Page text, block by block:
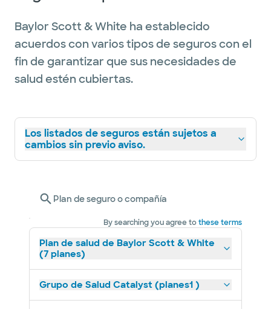
Baylor Scott & White ha establecido
acuerdos con varios tipos de seguros con el
fin de garantizar que sus necesidades de
salud estén cubiertas.
Los listados de seguros están sujetos a
cambios sin previo aviso.
Plan de seguro o compañía
By searching you agree tothese terms
Plan de salud de Baylor Scott & White
(7 planes)
Grupo de Salud Catalyst (planes1 )